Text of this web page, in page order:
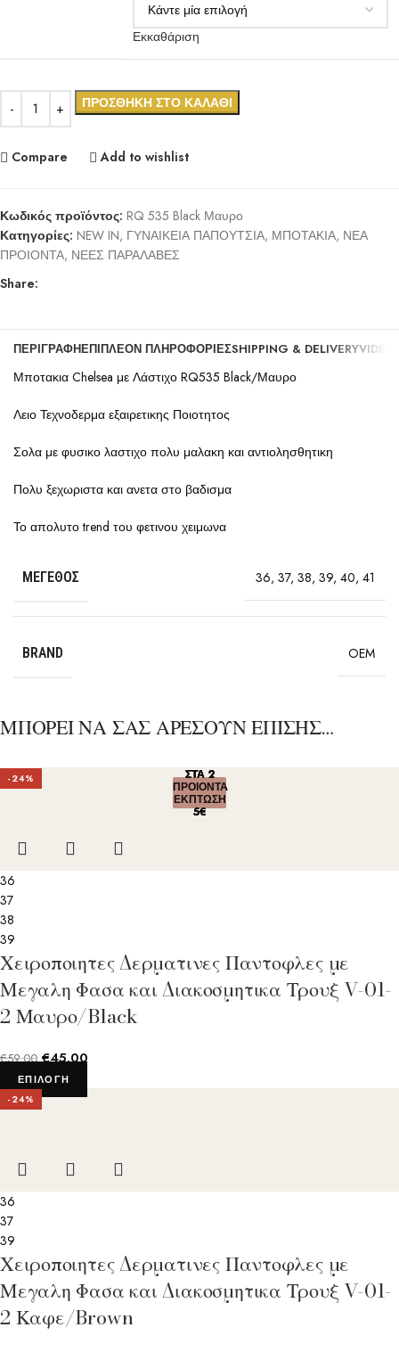
Εκκαθάριση
ΠΡΟΣΘΉΚΗ ΣΤΟ ΚΑΛΆΘΙ
Compare Add to wishlist
Κωδικός προϊόντος: RQ 535 Black Μαυρο
Κατηγορίες: NEW IN, ΓΥΝΑΙΚΕΙΑ ΠΑΠΟΥΤΣΙΑ, ΜΠΟΤΑΚΙΑ, ΝΕΑ
ΠΡΟΙΟΝΤΑ, ΝΕΕΣ ΠΑΡΑΛΑΒΕΣ
Share:
ΠΕΡΙΓΡΑΦΉΕΠΙΠΛΈΟΝ ΠΛΗΡΟΦΟΡΊΕΣSHIPPING & DELIVERYVIDEO
Μποτακια Chelsea με Λάστιχο RQ535 Black/Μαυρο
Λειο Τεχνοδερμα εξαιρετικης Ποιοτητος
Σολα με φυσικο λαστιχο πολυ μαλακη και αντιολησθητικη
Πολυ ξεχωριστα και ανετα στο βαδισμα
Το απολυτο trend του φετινου χειμωνα
ΜΈΓΕΘΟΣ 36, 37, 38, 39, 40, 41
BRAND OEM
ΜΠΟΡΕΙ ΝΑ ΣΑΣ ΑΡΕΣΟΥΝ ΕΠΙΣΗΣ…
-24% ΣΤΑ 2
ΠΡΟΙΟΝΤΑ
ΕΚΠΤΩΣΗ
5€
36
37
38
39
Χειροποιητες Δερματινες Παντοφλες με
Μεγαλη Φασα και Διακοσμητικα Τρουξ V-01-
2 Μαυρο/Black
€59.00 €45.00
ΕΠΙΛΟΓΉ
-24%
ΣΤΑ 2
ΠΡΟΙΟΝΤΑ
ΕΚΠΤΩΣΗ
5€
36
37
39
Χειροποιητες Δερματινες Παντοφλες με
Μεγαλη Φασα και Διακοσμητικα Τρουξ V-01-
2 Καφε/Brown
ΣΤΑ 2
ΠΡΟΙΟΝΤΑ
ΕΚΠΤΩΣΗ
5€
ΣΤΑ 2
ΠΡΟΙΟΝΤΑ
ΕΚΠΤΩΣΗ
5€
ΣΤΑ 2
ΠΡΟΙΟΝΤΑ
ΕΚΠΤΩΣΗ
5€